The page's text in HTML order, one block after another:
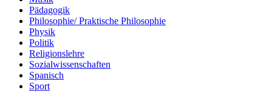
Pädagogik
Philosophie/ Praktische Philosophie
Physik
Politik
Religionslehre
Sozialwissenschaften
Spanisch
Sport